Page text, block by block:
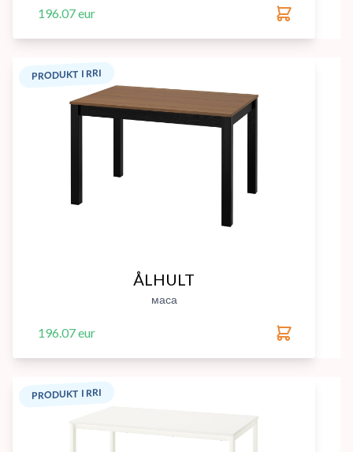
196.07 eur
PRODUKT I RRI
ÅLHULT
маса
196.07 eur
PRODUKT I RRI